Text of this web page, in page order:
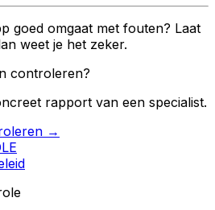
goed omgaat met fouten? Laat
weet je het zeker.
controleren?
rapport van een specialist.
→